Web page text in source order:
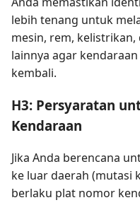
lebih tenang untuk
mesin, rem,
lainnya agar
kembali.
H3: Persyaratan
Kendaraan
Jika Anda berencana
ke luar daerah (mutasi
berlaku plat nomor